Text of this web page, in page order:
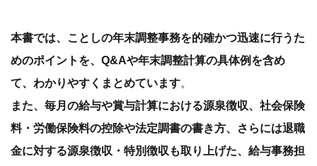
本書では、ことしの年末調整事務を的確かつ迅速に行うた
めのポイントを、Q&Aや年末調整計算の具体例を含め
て、わかりやすくまとめています。
また、毎月の給与や賞与計算における源泉徴収、社会保険
料・労働保険料の控除や法定調書の書き方、さらには退職
金に対する源泉徴収・特別徴収も取り上げた、給与事務担